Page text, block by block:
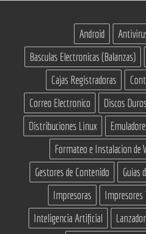
Android
Basculas Electronicas (Balanzas)
Cajas Registradoras
Correo Electronico
Discos Duros
Distribuciones Linux
Formateo e Instalacion de
Gestores de Contenido
Guias
Impresoras
Impresores
Inteligencia Artificial